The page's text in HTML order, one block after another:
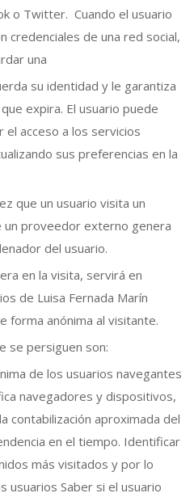
o Twitter. Cuando el usuario
credenciales de una red social,
una
su identidad y le garantiza
expira. El usuario puede
acceso a los servicios
sus preferencias en la
que un usuario visita un
un proveedor externo genera
del usuario.
en la visita, servirá en
de Luisa Fernada Marín
forma anónima al visitante.
se persiguen son:
de los usuarios navegantes
navegadores y dispositivos,
contabilización aproximada del
en el tiempo. Identificar
más visitados y por lo
usuarios Saber si el usuario